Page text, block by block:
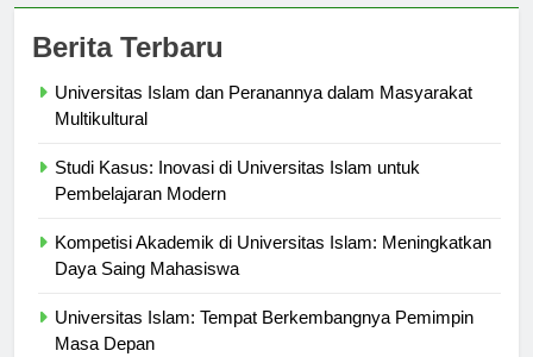
Universitas Islam dan Peranannya dalam Masyarakat
Studi Kasus: Inovasi di Universitas Islam untuk
Kompetisi Akademik di Universitas Islam: Meningkatkan
Universitas Islam: Tempat Berkembangnya Pemimpin